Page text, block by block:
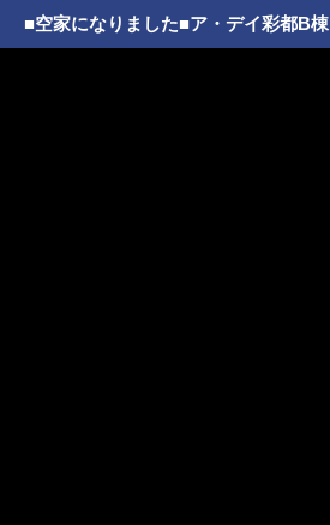
■空家になりました■ア・デイ彩都B棟